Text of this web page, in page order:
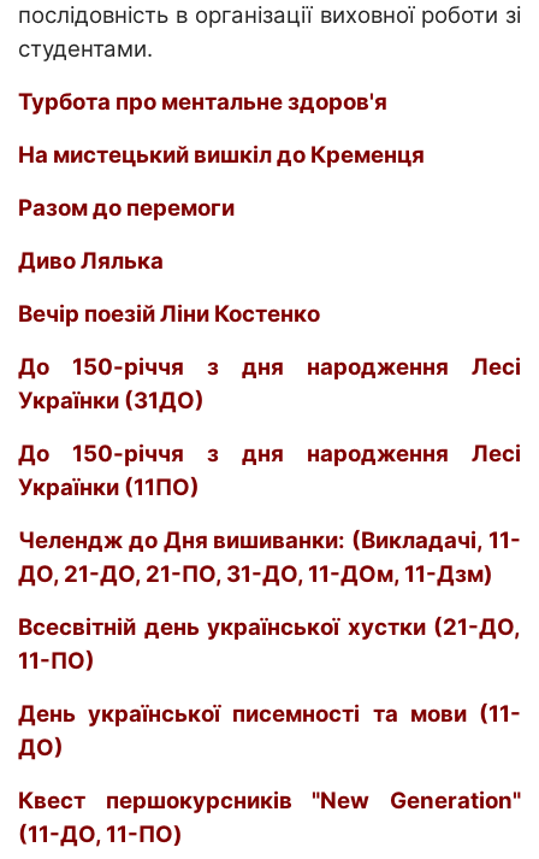
послідовність в організації виховної роботи зі
студентами.
Турбота про ментальне здоров'я
На мистецький вишкіл до Кременця
Разом до перемоги
Диво Лялька
Вечір поезій Ліни Костенко
До 150-річчя з дня народження Лесі
Українки (31ДО)
До 150-річчя з дня народження Лесі
Українки (11ПО)
Челендж до Дня вишиванки: (Викладачі, 11-
ДО, 21-ДО, 21-ПО, 31-ДО, 11-ДОм, 11-Дзм)
Всесвітній день української хустки(21-ДО,
11-ПО)
День української писемності та мови (11-
ДО)
Квест першокурсників "New Generation"
(11-ДО, 11-ПО)